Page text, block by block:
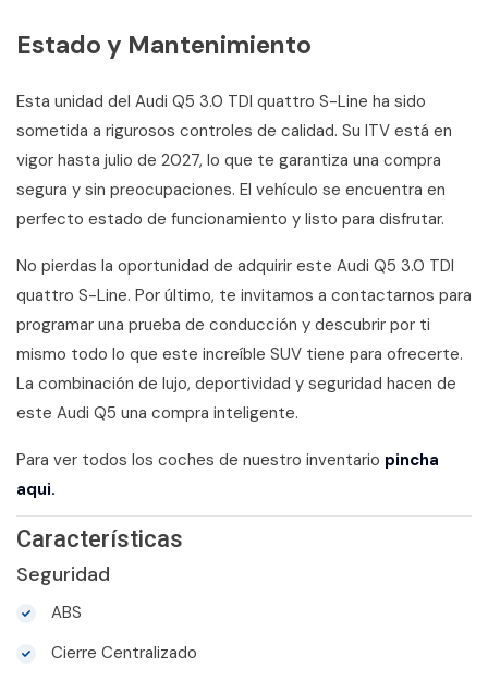
Estado y Mantenimiento
Esta unidad del Audi Q5 3.0 TDI quattro S-Line ha sido
sometida a rigurosos controles de calidad. Su ITV está en
vigor hasta julio de 2027, lo que te garantiza una compra
segura y sin preocupaciones. El vehículo se encuentra en
perfecto estado de funcionamiento y listo para disfrutar.
No pierdas la oportunidad de adquirir este Audi Q5 3.0 TDI
quattro S-Line. Por último, te invitamos a contactarnos para
programar una prueba de conducción y descubrir por ti
mismo todo lo que este increíble SUV tiene para ofrecerte.
La combinación de lujo, deportividad y seguridad hacen de
este Audi Q5 una compra inteligente.
Para ver todos los coches de nuestro inventario pincha
aqui.
Características
Seguridad
ABS
Cierre Centralizado